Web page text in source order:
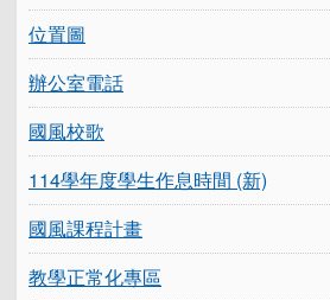
位置圖
辦公室電話
國風校歌
114學年度學生作息時間 (新)
國風課程計畫
教學正常化專區